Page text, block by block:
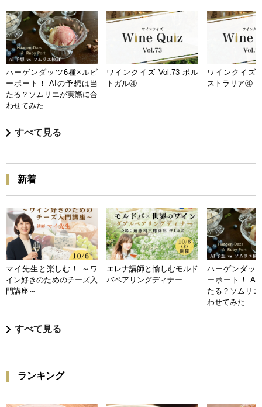
ハーゲンダッツ6種×ルビ
ーポート！ AIの予想は当
たる？ソムリエが実際に合
わせてみた
ワインクイズ Vol.73 ポル
トガル④
ワインクイズ
ストラリア④
すべて見る
新着
マイ先生と楽しむ！ ～ワ
イン好きのためのチーズ入
門講座～
エレナ講師と愉しむモルド
バペアリングディナー
ハーゲンダッ
ーポート！ AI
たる？ソムリ
わせてみた
すべて見る
ランキング